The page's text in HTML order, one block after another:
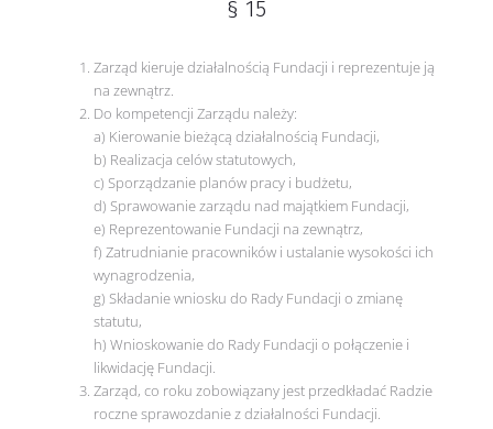
§ 15
Zarząd kieruje działalnością Fundacji i reprezentuje ją
na zewnątrz.
Do kompetencji Zarządu należy:
a) Kierowanie bieżącą działalnością Fundacji,
b) Realizacja celów statutowych,
c) Sporządzanie planów pracy i budżetu,
d) Sprawowanie zarządu nad majątkiem Fundacji,
e) Reprezentowanie Fundacji na zewnątrz,
f) Zatrudnianie pracowników i ustalanie wysokości ich
wynagrodzenia,
g) Składanie wniosku do Rady Fundacji o zmianę
statutu,
h) Wnioskowanie do Rady Fundacji o połączenie i
likwidację Fundacji.
Zarząd, co roku zobowiązany jest przedkładać Radzie
roczne sprawozdanie z działalności Fundacji.